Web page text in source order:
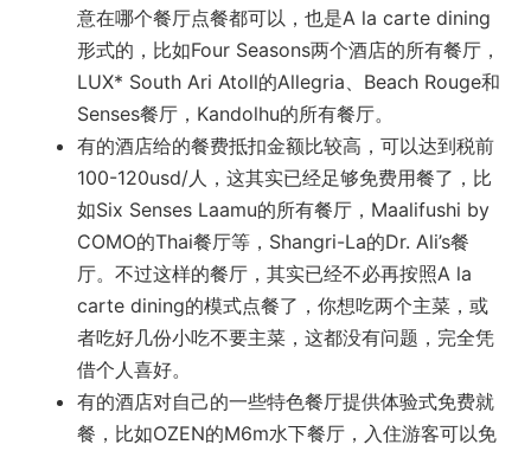
意在哪个餐厅点餐都可以，也是A la carte dining
形式的，比如Four Seasons两个酒店的所有餐厅，
LUX* South Ari Atoll的Allegria、Beach Rouge和
Senses餐厅，Kandolhu的所有餐厅。
有的酒店给的餐费抵扣金额比较高，可以达到税前
100-120usd/人，这其实已经足够免费用餐了，比
如Six Senses Laamu的所有餐厅，Maalifushi by
COMO的Thai餐厅等，Shangri-La的Dr. Ali’s餐
厅。不过这样的餐厅，其实已经不必再按照A la
carte dining的模式点餐了，你想吃两个主菜，或
者吃好几份小吃不要主菜，这都没有问题，完全凭
借个人喜好。
有的酒店对自己的一些特色餐厅提供体验式免费就
餐，比如OZEN的M6m水下餐厅，入住游客可以免